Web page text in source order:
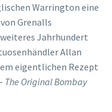
Warrington eine
Grenalls
Jahrhundert
Allan
eigentlichen Rezept
The Original Bombay